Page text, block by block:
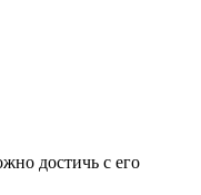
достичь с его